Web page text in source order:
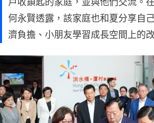
何永賢透露，該家庭也和夏分享自
濟負擔、小朋友學習成長空間上的